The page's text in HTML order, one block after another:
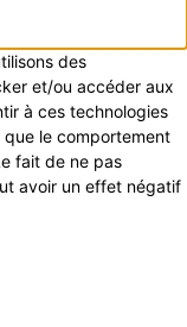
des
et/ou accéder aux
à ces technologies
le comportement
fait de ne pas
avoir un effet négatif